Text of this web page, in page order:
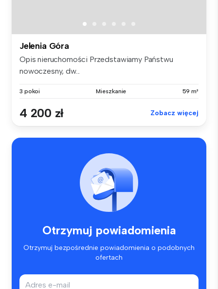
Jelenia Góra
Opis nieruchomości Przedstawiamy Państwu
nowoczesny, dw...
3 pokoi Mieszkanie 59 m²
4 200 zł Zobacz więcej
Otrzymuj powiadomienia
Otrzymuj bezpośrednie powiadomienia o podobnych
ofertach